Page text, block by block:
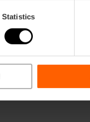
Statistics